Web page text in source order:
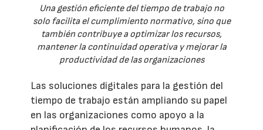
Una gestión eficiente del tiempo de trabajo no
solo facilita el cumplimiento normativo, sino que
también contribuye a optimizar los recursos,
mantener la continuidad operativa y mejorar la
productividad de las organizaciones
Las soluciones digitales para la gestión del
tiempo de trabajo están ampliando su papel
en las organizaciones como apoyo a la